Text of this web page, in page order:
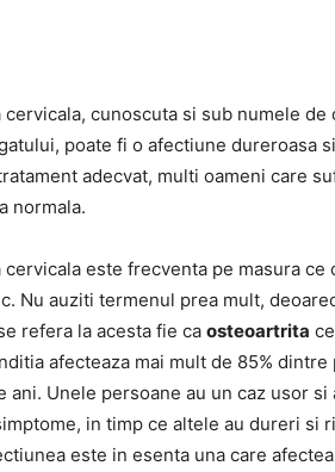
cervicala, cunoscuta si sub numele
poate fi o afectiune dureroasa
adecvat, multi oameni care
normala.
cervicala este frecventa pe masura ce
Nu auziti termenul prea mult,
refera la acesta fie ca osteoartrita
afecteaza mai mult de 85%
ani. Unele persoane au un caz usor
in timp ce altele au dureri si
este in esenta una care